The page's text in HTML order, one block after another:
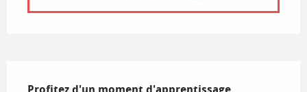
Profitez d'un moment d'apprentissage